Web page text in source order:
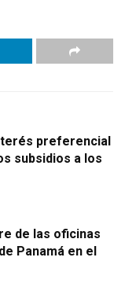
preferencial
subsidios a los
de las oficinas
Panamá en el